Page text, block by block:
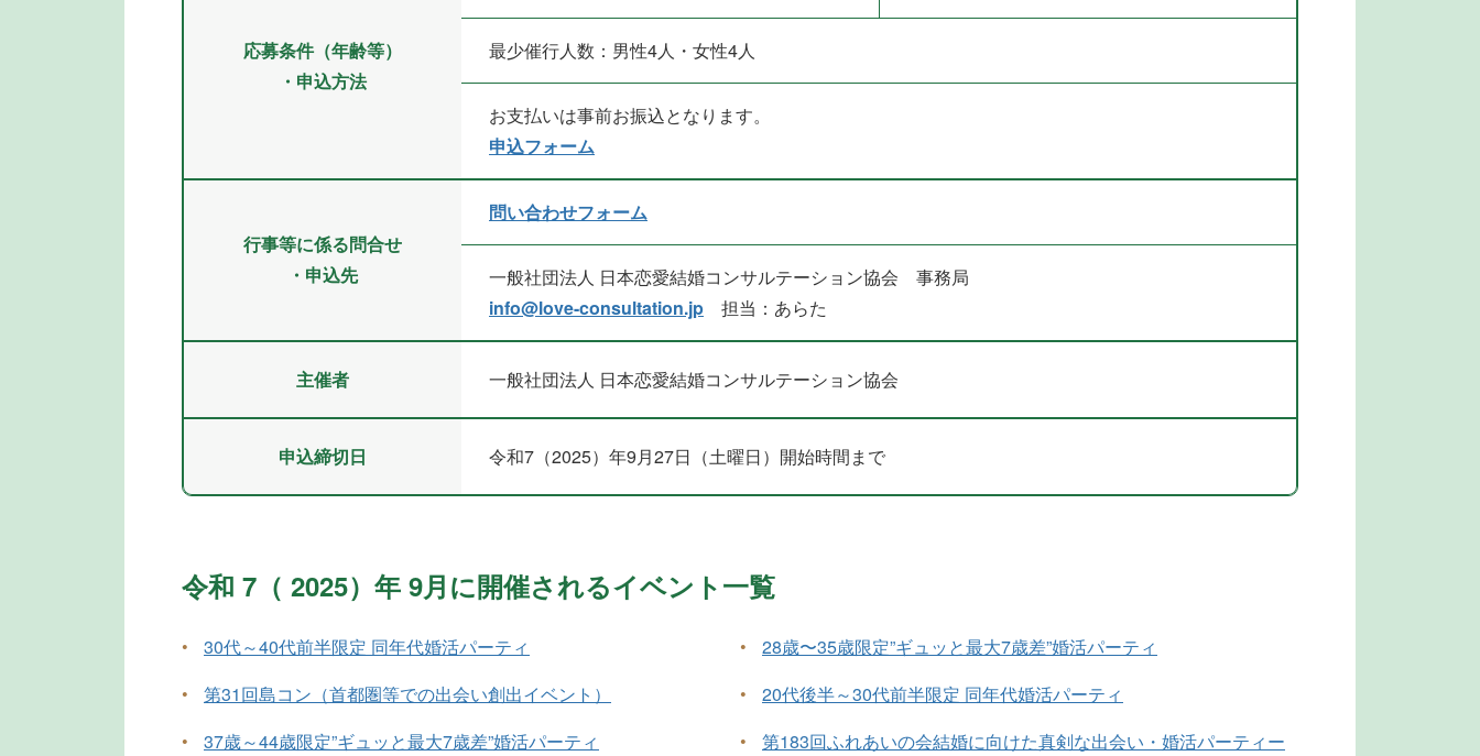
応募条件（年齢等）
・申込方法
最少催行人数：男性4人・女性4人
お支払いは事前お振込となります。
申込フォーム
行事等に係る問合せ
・申込先
問い合わせフォーム
一般社団法人 日本恋愛結婚コンサルテーション協会 事務局
info@love-consultation.jp 担当：あらた
主催者 一般社団法人 日本恋愛結婚コンサルテーション協会
申込締切日 令和7（2025）年9月27日（土曜日）開始時間まで
令和 7（ 2025）年 9月に開催されるイベント一覧
• 30代～40代前半限定 同年代婚活パーティ •
28歳〜35歳限定”ギュッと最大7歳差”婚活パーティ
•
第31回島コン（首都圏等での出会い創出イベント） •
20代後半～30代前半限定 同年代婚活パーティ
•
37歳～44歳限定”ギュッと最大7歳差”婚活パーティ •
第183回ふれあいの会結婚に向けた真剣な出会い・婚活パーティー